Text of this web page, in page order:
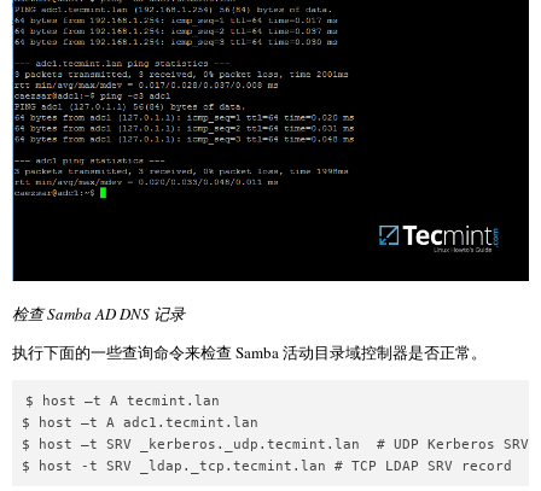
检查 Samba AD DNS 记录
执行下面的一些查询命令来检查 Samba 活动目录域控制器是否正常。
$ host –t A tecmint.lan
$ host –t A adc1.tecmint.lan
$ host –t SRV _kerberos._udp.tecmint.lan  # UDP Kerberos SRV